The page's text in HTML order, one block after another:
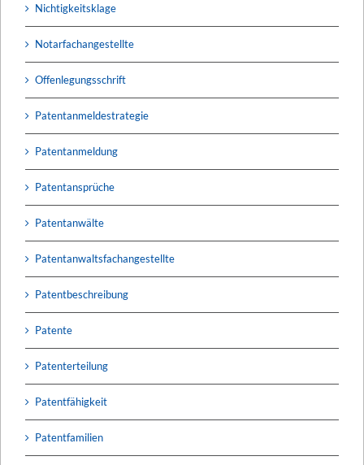
Nichtigkeitsklage
Notarfachangestellte
Offenlegungsschrift
Patentanmeldestrategie
Patentanmeldung
Patentansprüche
Patentanwälte
Patentanwaltsfachangestellte
Patentbeschreibung
Patente
Patenterteilung
Patentfähigkeit
Patentfamilien